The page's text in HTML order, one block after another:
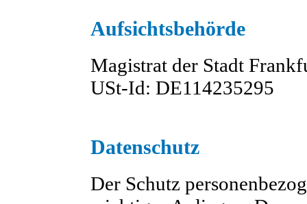
Aufsichtsbehörde
Magistrat der Stadt
USt-Id: DE114235295
Datenschutz
Der Schutz